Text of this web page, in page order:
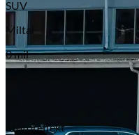
SUV
Miltal
0 mil
Motoreffekt